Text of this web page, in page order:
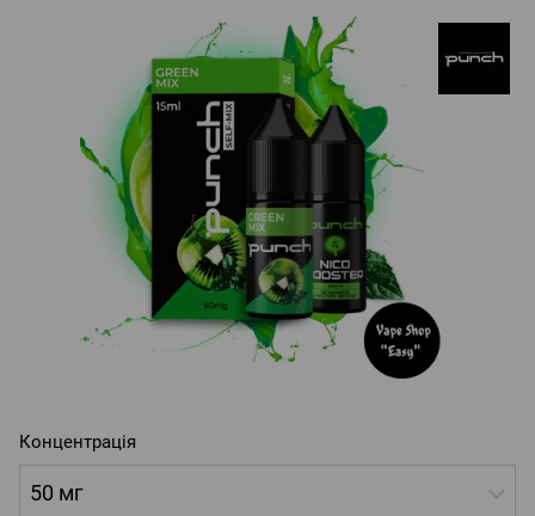
Концентрація
50 мг